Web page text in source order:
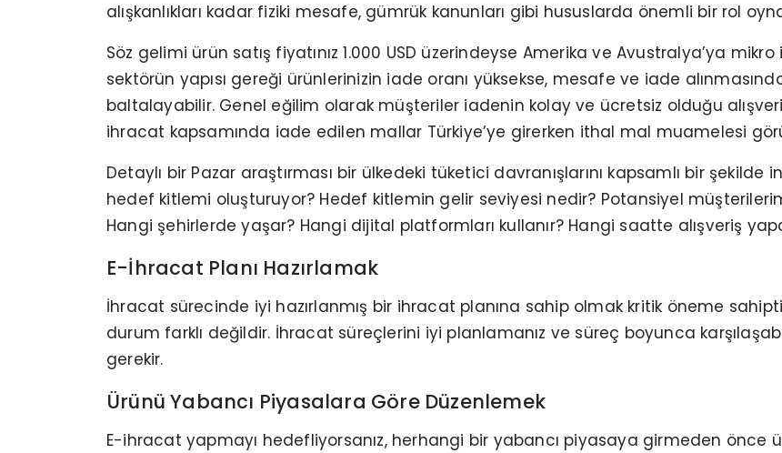
alışkanlıkları kadar fiziki mesafe, gümrük kanunları gibi hususlarda önemli bir rol
Söz gelimi ürün satış fiyatınız 1.000 USD üzerindeyse Amerika ve Avustralya’ya
sektörün yapısı gereği ürünlerinizin iade oranı yüksekse, mesafe ve iade
baltalayabilir. Genel eğilim olarak müşteriler iadenin kolay ve ücretsiz olduğu
ihracat kapsamında iade edilen mallar Türkiye’ye girerken ithal mal muamelesi
Detaylı bir Pazar araştırması bir ülkedeki tüketici davranışlarını kapsamlı bir
hedef kitlemi oluşturuyor? Hedef kitlemin gelir seviyesi nedir? Potansiyel müşterilerim
Hangi şehirlerde yaşar? Hangi dijital platformları kullanır? Hangi saatte alışveriş
E-İhracat Planı Hazırlamak
İhracat sürecinde iyi hazırlanmış bir ihracat planına sahip olmak kritik öneme
durum farklı değildir. İhracat süreçlerini iyi planlamanız ve süreç boyunca
gerekir.
Ürünü Yabancı Piyasalara Göre Düzenlemek
E-ihracat yapmayı hedefliyorsanız, herhangi bir yabancı piyasaya girmeden